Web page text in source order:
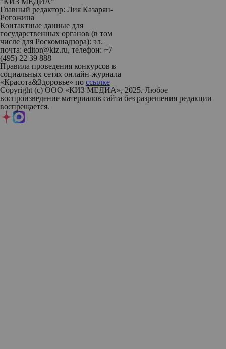
Главный редактор: Лия Казарян-
Рогожина
Контактные данные для
государственных органов (в том
числе для Роскомнадзора): эл.
почта: editor@kiz.ru, телефон: +7
(495) 22 39 888
Правила проведения конкурсов в
социальных сетях онлайн-журнала
«Красота&Здоровье» по ссылке
Copyright (с) ООО «КИЗ МЕДИА», 2025. Любое
воспроизведение материалов сайта без разрешения редакции
воспрещается.